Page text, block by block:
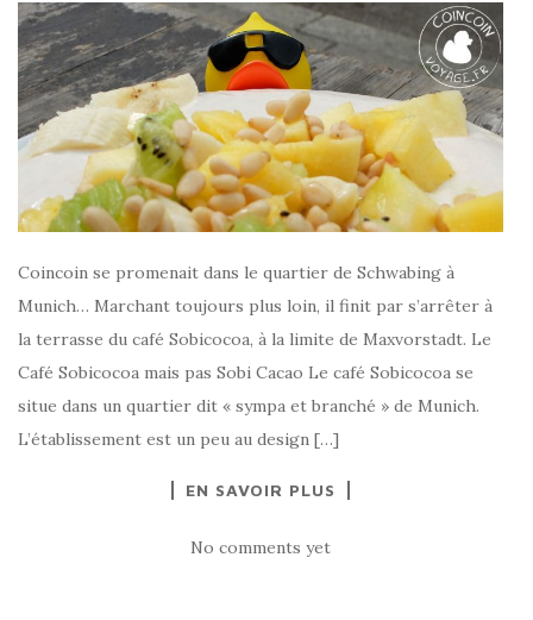
Coincoin se promenait dans le quartier de Schwabing à
Munich… Marchant toujours plus loin, il finit par s’arrêter à
la terrasse du café Sobicocoa, à la limite de Maxvorstadt. Le
Café Sobicocoa mais pas Sobi Cacao Le café Sobicocoa se
situe dans un quartier dit « sympa et branché » de Munich.
L’établissement est un peu au design […]
EN SAVOIR PLUS
No comments yet